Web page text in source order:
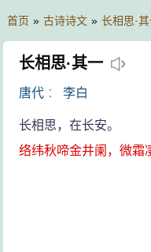
首页 » 古诗诗文 » 长相思·
长相思·其一
唐代 ：李白
长相思，在长安。
络纬秋啼金井阑，微霜